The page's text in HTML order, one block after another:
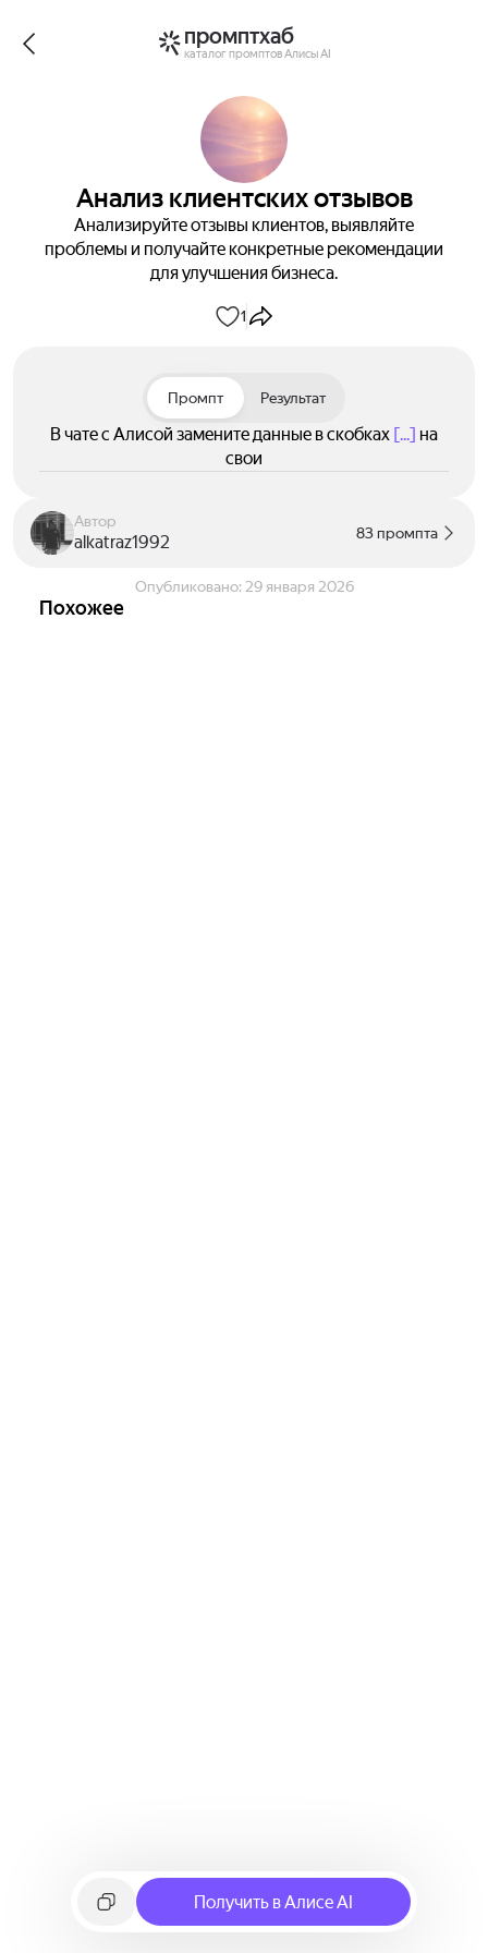
промптхаб
каталог промптов Алисы AI
Анализ клиентских отзывов
Анализируйте отзывы клиентов, выявляйте
проблемы и получайте конкретные рекомендации
для улучшения бизнеса.
1
Промпт Результат
В чате с Алисой замените данные в скобках [...] на
свои
Автор
alkatraz1992 83 промпта
Опубликовано: 29 января 2026
Похожее
Получить в Алисе AI